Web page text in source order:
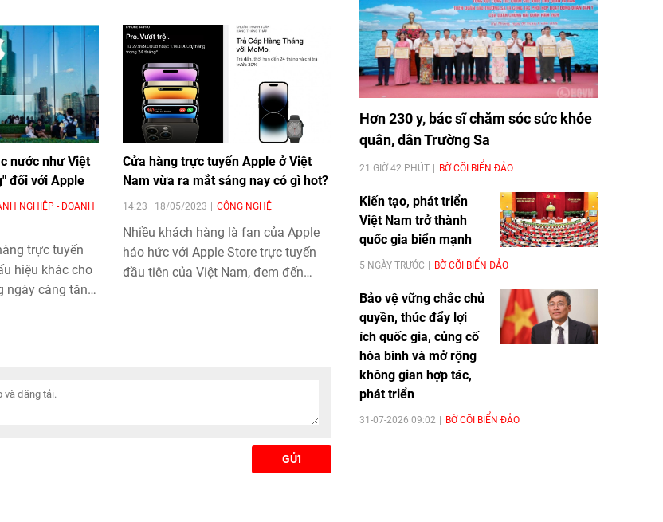
nước như Việt
đối với Apple
NGHIỆP - DOANH
trực tuyến
hiệu khác cho
ngày càng tăng
Cửa hàng trực tuyến Apple ở Việt
Nam vừa ra mắt sáng nay có gì hot?
14:23 | 18/05/2023 CÔNG NGHỆ
Nhiều khách hàng là fan của Apple
háo hức với Apple Store trực tuyến
đầu tiên của Việt Nam, đem đến
GỬI
Hơn 230 y, bác sĩ chăm sóc sức khỏe
quân, dân Trường Sa
21 GIỜ 42 PHÚT BỜ CÕI BIỂN ĐẢO
Kiến tạo, phát triển
Việt Nam trở thành
quốc gia biển mạnh
5 NGÀY TRƯỚC BỜ CÕI BIỂN ĐẢO
Bảo vệ vững chắc chủ
quyền, thúc đẩy lợi
ích quốc gia, củng cố
hòa bình và mở rộng
không gian hợp tác,
phát triển
31-07-2026 09:02 BỜ CÕI BIỂN ĐẢO